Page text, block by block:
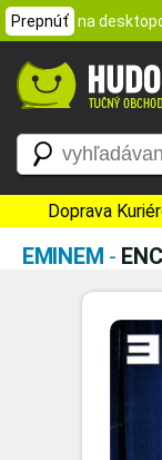
Prepnúť na
Doprava
EMINEM -